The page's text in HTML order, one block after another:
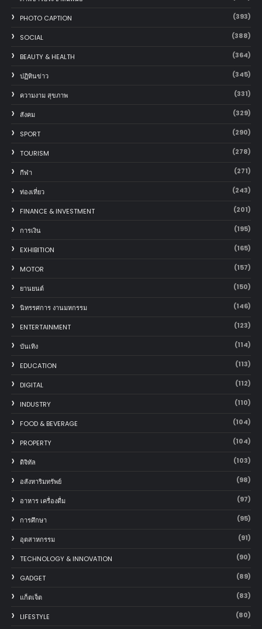
PHOTO CAPTION (393)
SOCIAL (388)
BEAUTY & HEALTH (364)
ปฏิทินข่าว (345)
ความงาม สุขภาพ (331)
สังคม (329)
SPORT (290)
TOURISM (278)
กีฬา (271)
ท่องเที่ยว (243)
FINANCE & INVESTMENT (201)
การเงิน (195)
EXHIBITION (165)
MOTOR (157)
‎ยานยนต์‎ (150)
นิทรรศการ งานมหกรรม (146)
ENTERTAINMENT (123)
บันเทิง (114)
EDUCATION (113)
DIGITAL (112)
INDUSTRY (110)
FOOD & BEVERAGE (104)
PROPERTY (104)
ดิจิทัล (103)
อสังหาริมทรัพย์ (98)
อาหาร เครื่องดื่ม (97)
การศึกษา (95)
อุตสาหกรรม (91)
TECHNOLOGY & INNOVATION (90)
GADGET (89)
แก็ตเจ็ต (83)
LIFESTYLE (80)